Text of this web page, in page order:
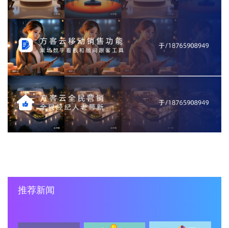
推荐新闻